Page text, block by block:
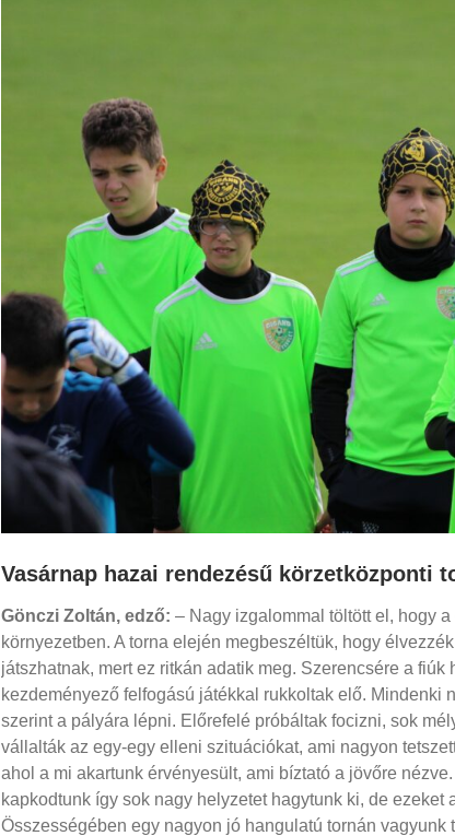
Vasárnap hazai rendezésű körzetközponti
Gönczi Zoltán, edző: – Nagy izgalommal töltött el, hogy
környezetben. A torna elején megbeszéltük, hogy
játszhatnak, mert ez ritkán adatik meg. Szerencsére a fiúk
kezdeményező felfogású játékkal rukkoltak elő. Mindenki
szerint a pályára lépni. Előrefelé próbáltak focizni, sok
vállalták az egy-egy elleni szituációkat, ami nagyon
ahol a mi akartunk érvényesült, ami bíztató a jövőre
kapkodtunk így sok nagy helyzetet hagytunk ki, de
Összességében egy nagyon jó hangulatú tornán